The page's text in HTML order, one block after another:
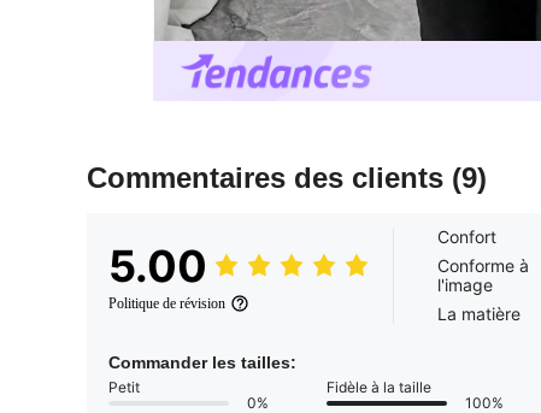
Commentaires des clients (9)
5.00
Politique de révision
Confort
Conforme à
l'image
La matière
Commander les tailles:
Petit
0%
Fidèle à la taille
100%